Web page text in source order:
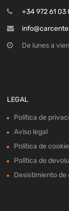
+34 972 61 03
De lunes a
LEGAL
Política de
Aviso legal
Política de
Política de
Desistimiento de